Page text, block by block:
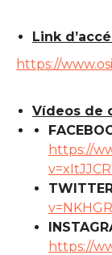
Link
https://
Vídeos de
https://
https://